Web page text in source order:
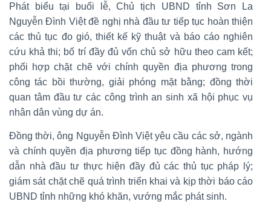
Phát biểu tại buổi lễ, Chủ tịch UBND tỉnh Sơn La
Nguyễn Đình Việt đề nghị nhà đầu tư tiếp tục hoàn thiện
các thủ tục đo gió, thiết kế kỹ thuật và báo cáo nghiên
cứu khả thi; bố trí đầy đủ vốn chủ sở hữu theo cam kết;
phối hợp chặt chẽ với chính quyền địa phương trong
công tác bồi thường, giải phóng mặt bằng; đồng thời
quan tâm đầu tư các công trình an sinh xã hội phục vụ
nhân dân vùng dự án.
Đồng thời, ông Nguyễn Đình Việt yêu cầu các sở, ngành
và chính quyền địa phương tiếp tục đồng hành, hướng
dẫn nhà đầu tư thực hiện đầy đủ các thủ tục pháp lý;
giám sát chặt chẽ quá trình triển khai và kịp thời báo cáo
UBND tỉnh những khó khăn, vướng mắc phát sinh.